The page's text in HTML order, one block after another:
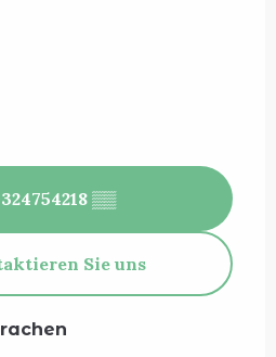
▒▒
Sie uns